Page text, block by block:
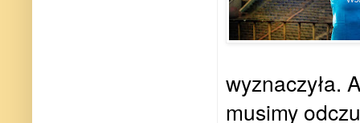
wyznaczyła.
musimy